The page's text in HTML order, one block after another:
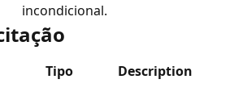
incondicional.
Tipo Description